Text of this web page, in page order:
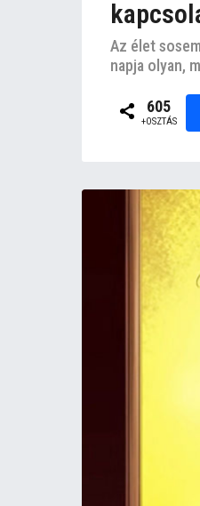
Az élet
napja olyan,
605
+OSZTÁS